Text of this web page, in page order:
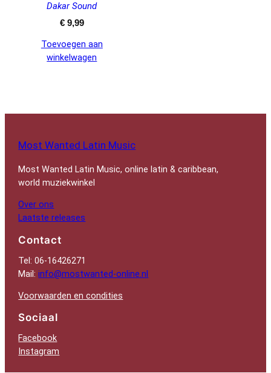
Dakar Sound
€9,99
Toevoegen aan
winkelwagen
Most Wanted Latin Music
Most Wanted Latin Music, online latin & caribbean,
world muziekwinkel
Over ons
Laatste releases
Contact
Tel: 06-16426271
Mail:info@mostwanted-online.nl
Voorwaarden en condities
Sociaal
Facebook
Instagram